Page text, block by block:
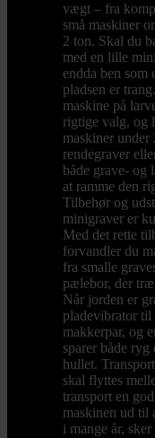
vægt – fra
små maskiner
2 ton. Skal du
med en lille
endda ben
pladsen er
maskine på
rigtige valg, og
maskiner
rendegraver
både grave- og
at ramme den
Tilbehør og
minigraver er
Med det rette
forvandler du
fra smalle
pælebor, der
Når jorden er
pladevibrator til
makkerpar, og
sparer både
hullet.
skal flyttes
transport en
maskinen ud til
i mange år,